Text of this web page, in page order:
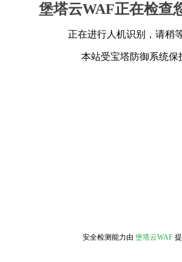
堡塔云WAF正在检查
正在进行人机识别，请稍
本站受宝塔防御系统保
安全检测能力由 堡塔云WAF